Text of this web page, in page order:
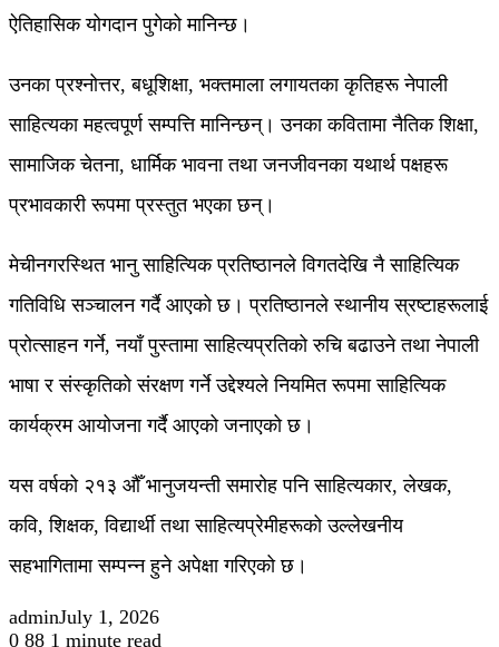
ऐतिहासिक योगदान पुगेको मानिन्छ।
उनका प्रश्नोत्तर, बधूशिक्षा, भक्तमाला लगायतका कृतिहरू नेपाली
साहित्यका महत्वपूर्ण सम्पत्ति मानिन्छन्। उनका कवितामा नैतिक शिक्षा,
सामाजिक चेतना, धार्मिक भावना तथा जनजीवनका यथार्थ पक्षहरू
प्रभावकारी रूपमा प्रस्तुत भएका छन्।
मेचीनगरस्थित भानु साहित्यिक प्रतिष्ठानले विगतदेखि नै साहित्यिक
गतिविधि सञ्चालन गर्दै आएको छ। प्रतिष्ठानले स्थानीय स्रष्टाहरूलाई
प्रोत्साहन गर्ने, नयाँ पुस्तामा साहित्यप्रतिको रुचि बढाउने तथा नेपाली
भाषा र संस्कृतिको संरक्षण गर्ने उद्देश्यले नियमित रूपमा साहित्यिक
कार्यक्रम आयोजना गर्दै आएको जनाएको छ।
यस वर्षको २१३ औँ भानुजयन्ती समारोह पनि साहित्यकार, लेखक,
कवि, शिक्षक, विद्यार्थी तथा साहित्यप्रेमीहरूको उल्लेखनीय
सहभागितामा सम्पन्न हुने अपेक्षा गरिएको छ।
adminJuly 1, 2026
0 88 1 minute read